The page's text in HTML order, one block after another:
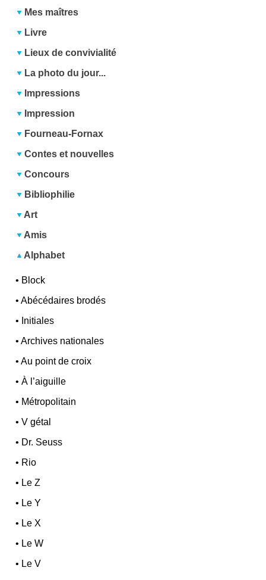
Mes maîtres
Livre
Lieux de convivialité
La photo du jour...
Impressions
Impression
Fourneau-Fornax
Contes et nouvelles
Concours
Bibliophilie
Art
Amis
Alphabet
• Block
•Abécédaires brodés
• Initiales
•Archives nationales
•Au point de croix
•À l’aiguille
• Métropolitain
•V gétal
• Dr. Seuss
• Rio
• Le Z
• Le Y
• Le X
• Le W
• Le V